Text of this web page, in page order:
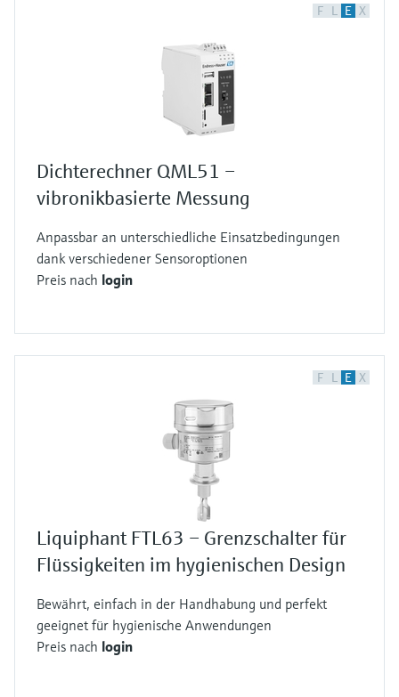
F L E X
Dichterechner QML51 –
vibronikbasierte Messung
Anpassbar an unterschiedliche Einsatzbedingungen
dank verschiedener Sensoroptionen
Preis nach login
F L E X
Liquiphant FTL63 – Grenzschalter für
Flüssigkeiten im hygienischen Design
Bewährt, einfach in der Handhabung und perfekt
geeignet für hygienische Anwendungen
Preis nach login